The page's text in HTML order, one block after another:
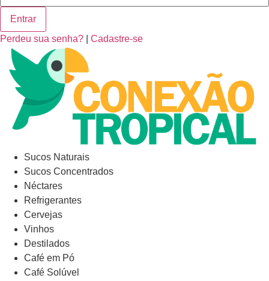
Entrar
Perdeu sua senha?
Cadastre-se
Sucos Naturais
Sucos Concentrados
Néctares
Refrigerantes
Cervejas
Vinhos
Destilados
Café em Pó
Café Solúvel